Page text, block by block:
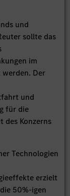
und
sollte das
im
Der
und
für die
des Konzerns
Technologien
erzielt
50%-igen